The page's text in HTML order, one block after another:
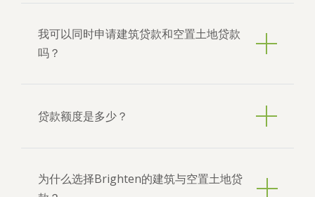
Brighten的建筑与空置土地贷款面向多类型借款
人，包括受雇人士、自雇人士 、 Expat人士及非
我可以同时申请建筑贷款和空置土地贷款
吗？
过空置土地贷款购买地块，待准备开工时，再申
贷款额度是多少？
借款额度将取决于多项因素，包括您的收入水
为什么选择Brighten的建筑与空置土地贷